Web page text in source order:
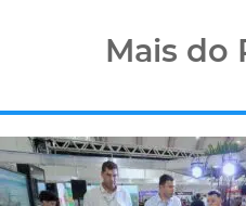
Mais do